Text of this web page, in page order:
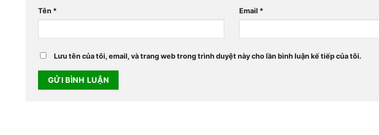
Tên * Email *
Lưu tên của tôi, email, và trang web trong trình duyệt này cho lần bình luận kế tiếp của tôi.